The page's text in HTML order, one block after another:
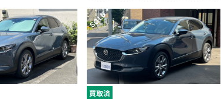
SOLD
買取済